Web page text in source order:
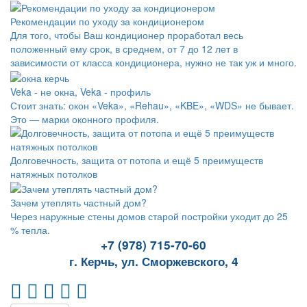
Рекомендации по уходу за кондиционером
Для того, чтобы Ваш кондиционер проработал весь
положенный ему срок, в среднем, от 7 до 12 лет в
зависимости от класса кондиционера, нужно не так уж и много.
Veka - не окна, Veka - профиль
Стоит знать: окон «Veka», «Rehau», «KBE», «WDS» не бывает.
Это — марки оконного профиля.
Долговечность, защита от потопа и ещё 5 преимуществ
натяжных потолков
Зачем утеплять частный дом?
Через наружные стены домов старой постройки уходит до 25
% тепла.
+7 (978) 715-70-60
г. Керчь, ул. Сморжевского, 4